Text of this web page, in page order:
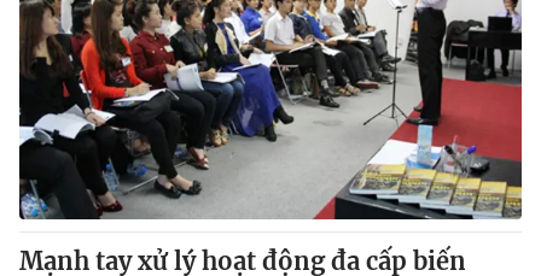
Cơ quan chủ quản:Đài Truyền hình Việt Nam
Cơ quan báo chí:Thời báo VTV
Giấy phép hoạt động báo in và báo điện tử số 483/GP-BTTTT
cấp ngày 29/12/2023
Tổng Biên tập:Vũ Thanh Thủy
Phó Tổng Biên tập:Nguyễn Thị Mỹ Hạnh, Phạm Quốc Thắng,
Nguyễn Trọng Ninh
Tổng đài VTV: 024.38 355 931 - 024.38 355 932
Mạnh tay xử lý hoạt động đa cấp biến